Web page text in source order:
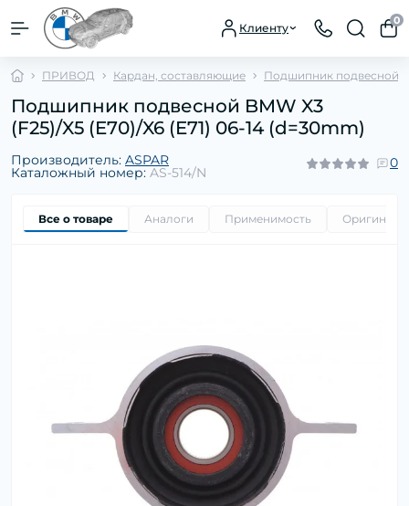
Клиенту
0
ПРИВОД Кардан, составляющие Подшипник подвесной
Подшипник подвесной BMW X3
(F25)/X5 (E70)/X6 (E71) 06-14 (d=30mm)
Производитель: ASPAR
Каталожный номер: AS-514/N
0
Все о товаре Аналоги Применимость